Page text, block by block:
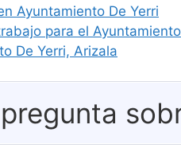
Ayuntamiento De Yerri
para el
De Yerri, Arizala